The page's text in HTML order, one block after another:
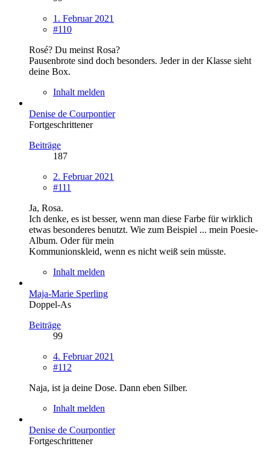
1. Februar 2021
#110
Rosé? Du meinst Rosa?
Pausenbrote sind doch besonders. Jeder in der Klasse sieht
deine Box.
Inhalt melden
Denise de Courpontier
Fortgeschrittener
Beiträge
187
2. Februar 2021
#111
Ja, Rosa.
Ich denke, es ist besser, wenn man diese Farbe für wirklich
etwas besonderes benutzt. Wie zum Beispiel ... mein Poesie-
Album. Oder für mein
Kommunionskleid, wenn es nicht weiß sein müsste.
Inhalt melden
Maja-Marie Sperling
Doppel-As
Beiträge
99
4. Februar 2021
#112
Naja, ist ja deine Dose. Dann eben Silber.
Inhalt melden
Denise de Courpontier
Fortgeschrittener